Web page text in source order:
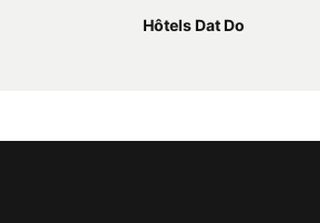
Hôtels Dat Do